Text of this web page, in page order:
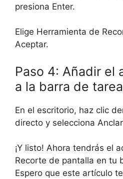
presiona Enter.
Elige Herramienta de
Aceptar.
Paso 4: Añadir el
a la barra de
En el escritorio, haz clic
directo y selecciona
¡Y listo! Ahora tendrás el
Recorte de pantalla en tu
Espero que este artículo